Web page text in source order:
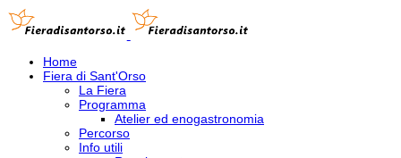
Home
Fiera di Sant'Orso
La Fiera
Programma
Atelier ed enogastronomia
Percorso
Info utili